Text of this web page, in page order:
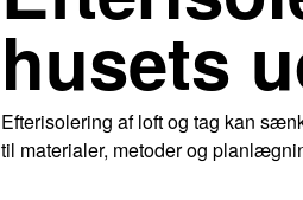
husets
Efterisolering af loft og tag kan
til materialer, metoder og